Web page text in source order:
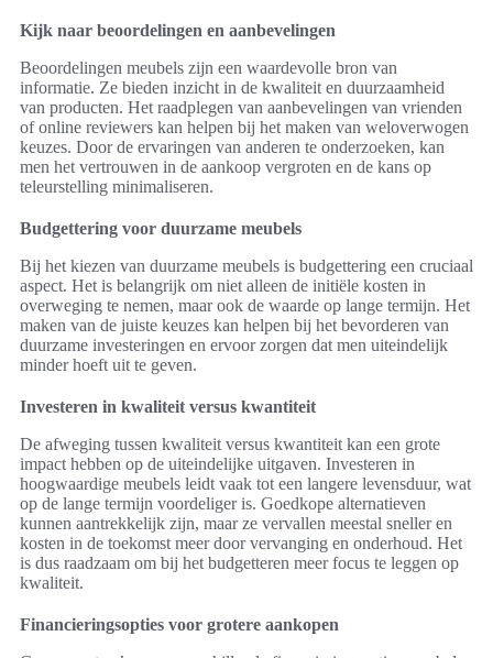
Kijk naar beoordelingen en aanbevelingen
Beoordelingen meubels zijn een waardevolle bron van
informatie. Ze bieden inzicht in de kwaliteit en duurzaamheid
van producten. Het raadplegen van aanbevelingen van vrienden
of online reviewers kan helpen bij het maken van weloverwogen
keuzes. Door de ervaringen van anderen te onderzoeken, kan
men het vertrouwen in de aankoop vergroten en de kans op
teleurstelling minimaliseren.
Budgettering voor duurzame meubels
Bij het kiezen van duurzame meubels is budgettering een cruciaal
aspect. Het is belangrijk om niet alleen de initiële kosten in
overweging te nemen, maar ook de waarde op lange termijn. Het
maken van de juiste keuzes kan helpen bij het bevorderen van
duurzame investeringen en ervoor zorgen dat men uiteindelijk
minder hoeft uit te geven.
Investeren in kwaliteit versus kwantiteit
De afweging tussen kwaliteit versus kwantiteit kan een grote
impact hebben op de uiteindelijke uitgaven. Investeren in
hoogwaardige meubels leidt vaak tot een langere levensduur, wat
op de lange termijn voordeliger is. Goedkope alternatieven
kunnen aantrekkelijk zijn, maar ze vervallen meestal sneller en
kosten in de toekomst meer door vervanging en onderhoud. Het
is dus raadzaam om bij het budgetteren meer focus te leggen op
kwaliteit.
Financieringsopties voor grotere aankopen